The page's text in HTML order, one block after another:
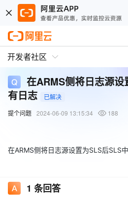
开发者社区
在ARMS侧将日志源
有日志
已解决
提个问题 2024-06-09 13:15:34
188
在ARMS侧将日志源设置为SLS后SLS
1 条回答